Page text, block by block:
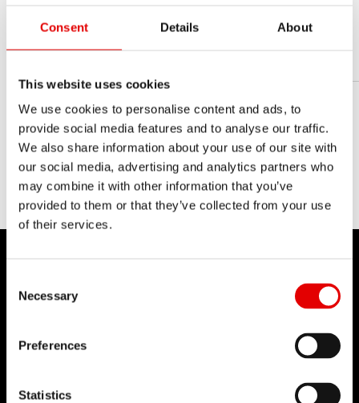
Consent Details About
This website uses cookies
We use cookies to personalise content and ads, to
provide social media features and to analyse our traffic.
We also share information about your use of our site with
our social media, advertising and analytics partners who
may combine it with other information that you’ve
provided to them or that they’ve collected from your use
of their services.
Necessary
Preferences
Statistics
POIDS NET 44 g
L'entreprise